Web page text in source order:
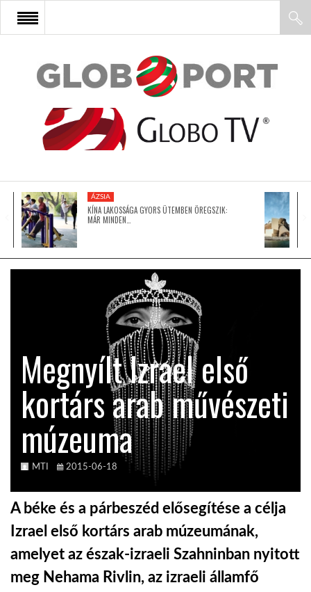
FŐOLDAL
AFRIKA
ÁZSIA
AUSZTRÁLIA
A VILÁG ITTHON
GLOBOTV BP
ÁZSIA
KÍNA LAKOSSÁGA GYORS ÜTEMBEN ÖREGSZIK:
MÁR MINDEN…
Megnyílt Izrael első
kortárs arab művészeti
múzeuma
MTI 2015-06-18
A béke és a párbeszéd elősegítése a célja
Izrael első kortárs arab múzeumának,
amelyet az észak-izraeli Szahninban nyitott
meg Nehama Rivlin, az izraeli államfő